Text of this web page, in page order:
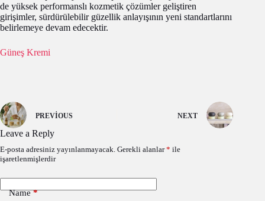
de yüksek performanslı kozmetik çözümler geliştiren
girişimler, sürdürülebilir güzellik anlayışının yeni standartlarını
belirlemeye devam edecektir.
Güneş Kremi
PREVIOUS NEXT
Leave a Reply
E-posta adresiniz yayınlanmayacak. Gerekli alanlar* ile
işaretlenmişlerdir
Name*